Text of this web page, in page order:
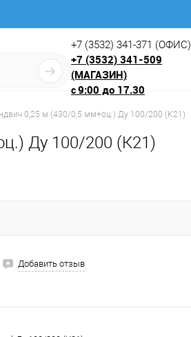
+7 (3532) 341-371 (ОФИС)
+7 (3532) 341-509
(МАГАЗИН)
с9:00 до 17.30
0,25 м (430/0,5 мм+оц.) Ду 100/200 (К21)
Ду 100/200 (К21)
Добавить отзыв